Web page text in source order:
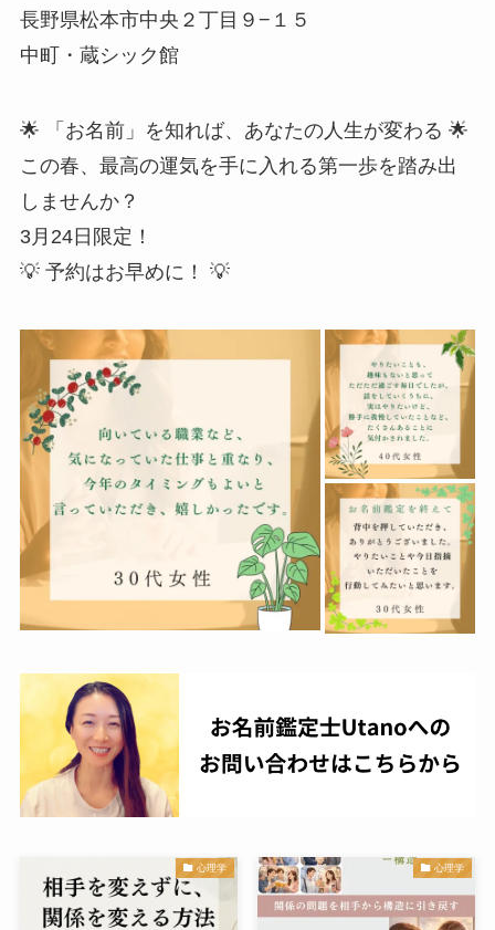
長野県松本市中央２丁目９−１５
中町・蔵シック館
🌟 「お名前」を知れば、あなたの人生が変わる 🌟
この春、最高の運気を手に入れる第一歩を踏み出
しませんか？
3月24日限定！
💡 予約はお早めに！ 💡
心理学 心理学